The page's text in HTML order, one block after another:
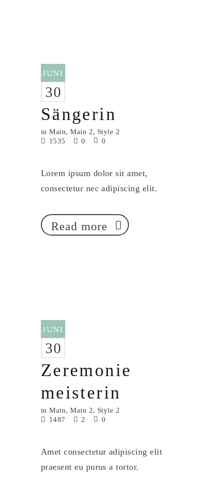
JUNI
30
Sängerin
inMain,Main 2, Style 2
1535
0 0
Lorem ipsum dolor sit amet,
consectetur nec adipiscing elit.
Read more
JUNI
30
Zeremonie
meisterin
inMain,Main 2, Style 2
1487
2 0
Amet consectetur adipiscing elit
praesent eu purus a tortor.